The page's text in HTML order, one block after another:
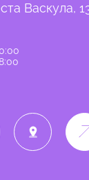
Васкула,